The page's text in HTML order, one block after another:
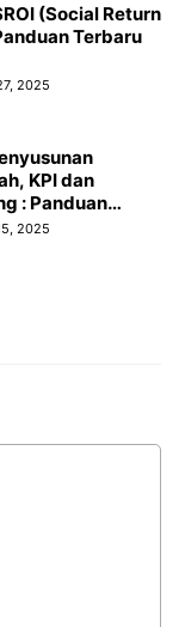
(Social Return
Terbaru
2025
KPI dan
: Panduan
2025